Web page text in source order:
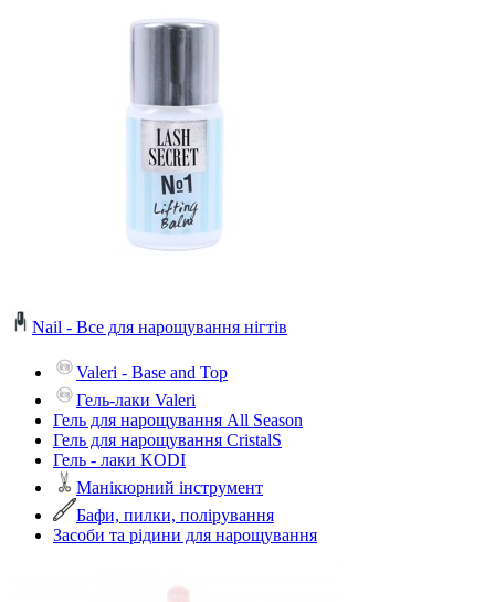
Nail - Все для нарощування нігтів
Valeri - Base and Top
Гель-лаки Valeri
Гель для нарощування All Season
Гель для нарощування CristalS
Гель - лаки KODI
Манікюрний інструмент
Бафи, пилки, полірування
Засоби та рідини для нарощування